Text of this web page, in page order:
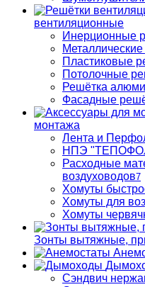
вентиляционные
Инерционные
Пластиковые
Потолочные
Решётка
Фасадные
монтажа
Лента и
НПЭ
Расходные
воздуховодов7
Хомуты
Хомуты для
Хомуты
Зонты вытяжные,
Сэндвич